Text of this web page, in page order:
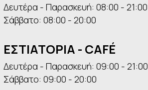
Δευτέρα - Παρασκευή: 08:00 - 21:00
Σάββατο: 08:00 - 20:00
ΕΣΤΙΑΤΟΡΙΑ - CAFÉ
Δευτέρα - Παρασκευή: 09:00 - 21:00
Σάββατο: 09:00 - 20:00